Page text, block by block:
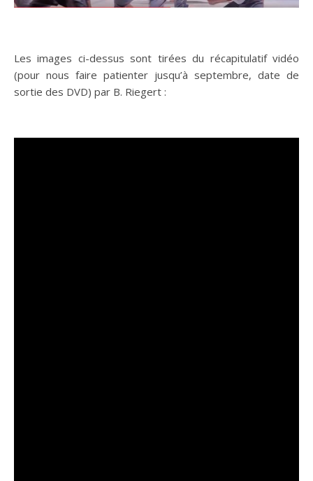
Les images ci-dessus sont tirées du récapitulatif vidéo
(pour nous faire patienter jusqu’à septembre, date de
sortie des DVD) par B. Riegert :